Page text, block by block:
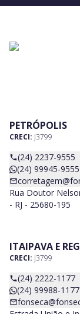
PETRÓPOLIS
CRECI: J3799
(24) 2237-9555
(24) 99945-9555
Rua Doutor
- RJ - 25680-195
ITAIPAVA E
CRECI: J3799
(24) 2222-1177
(24) 99988-1177